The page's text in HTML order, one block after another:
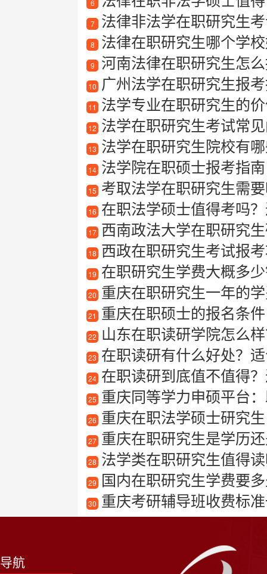
6
7 法律非法学在职研究生
8 法律在职研究生哪个学
9 河南法律在职研究生怎么
10 广州法学在职研究生报
11 法学专业在职研究生的
12 法学在职研究生考试常见问题
13 法学在职研究生院校有
14 法学院在职硕士报考指
15 考取法学在职研究生需要
16 在职法学硕士值得考吗
17 西南政法大学在职研究
18 西政在职研究生考试报考
19 在职研究生学费大概多
20 重庆在职研究生一年的
21 重庆在职硕士的报名条件
22 山东在职读研学院怎么
23 在职读研有什么好处？
24 在职读研到底值不值得
25 重庆同等学力申硕平台
26 重庆在职法学硕士研究生
27 重庆在职研究生是学历
28 法学类在职研究生值得
29 国内在职研究生学费要
30 重庆考研辅导班收费标
导航